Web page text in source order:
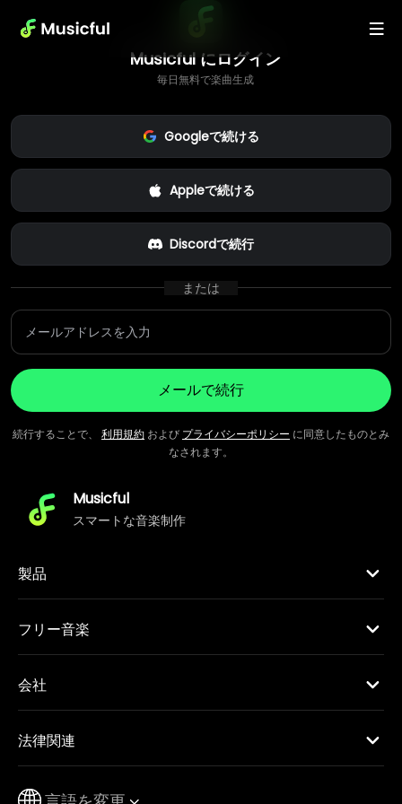
Musicful にログイン
毎日無料で楽曲生成
Googleで続ける
Appleで続ける
Discordで続行
または
メールで続行
続行することで、 利用規約 および プライバシーポリシー に同意したものとみ
なされます。
Musicful
スマートな音楽制作
製品
フリー音楽
会社
法律関連